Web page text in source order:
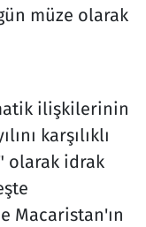
müze olarak
ilişkilerinin
karşılıklı
olarak idrak
Macaristan'ın